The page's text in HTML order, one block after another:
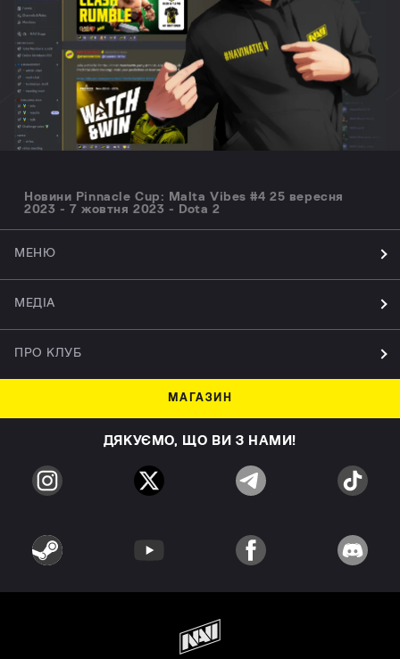
Новини Pinnacle Cup: Malta Vibes #4 25 вересня
2023 - 7 жовтня 2023 - Dota 2
МЕНЮ
МЕДІА
ПРО КЛУБ
МАГАЗИН
ДЯКУЄМО, ЩО ВИ З НАМИ!